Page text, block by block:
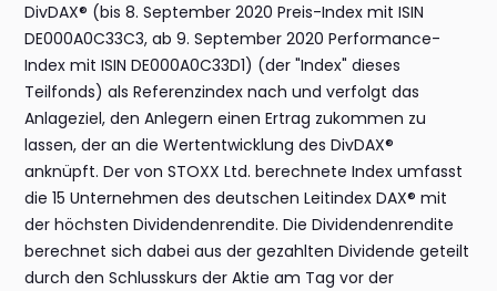
DivDAX® (bis 8. September 2020 Preis-Index mit ISIN
DE000A0C33C3, ab 9. September 2020 Performance-
Index mit ISIN DE000A0C33D1) (der "Index" dieses
Teilfonds) als Referenzindex nach und verfolgt das
Anlageziel, den Anlegern einen Ertrag zukommen zu
lassen, der an die Wertentwicklung des DivDAX®
anknüpft. Der von STOXX Ltd. berechnete Index umfasst
die 15 Unternehmen des deutschen Leitindex DAX® mit
der höchsten Dividendenrendite. Die Dividendenrendite
berechnet sich dabei aus der gezahlten Dividende geteilt
durch den Schlusskurs der Aktie am Tag vor der